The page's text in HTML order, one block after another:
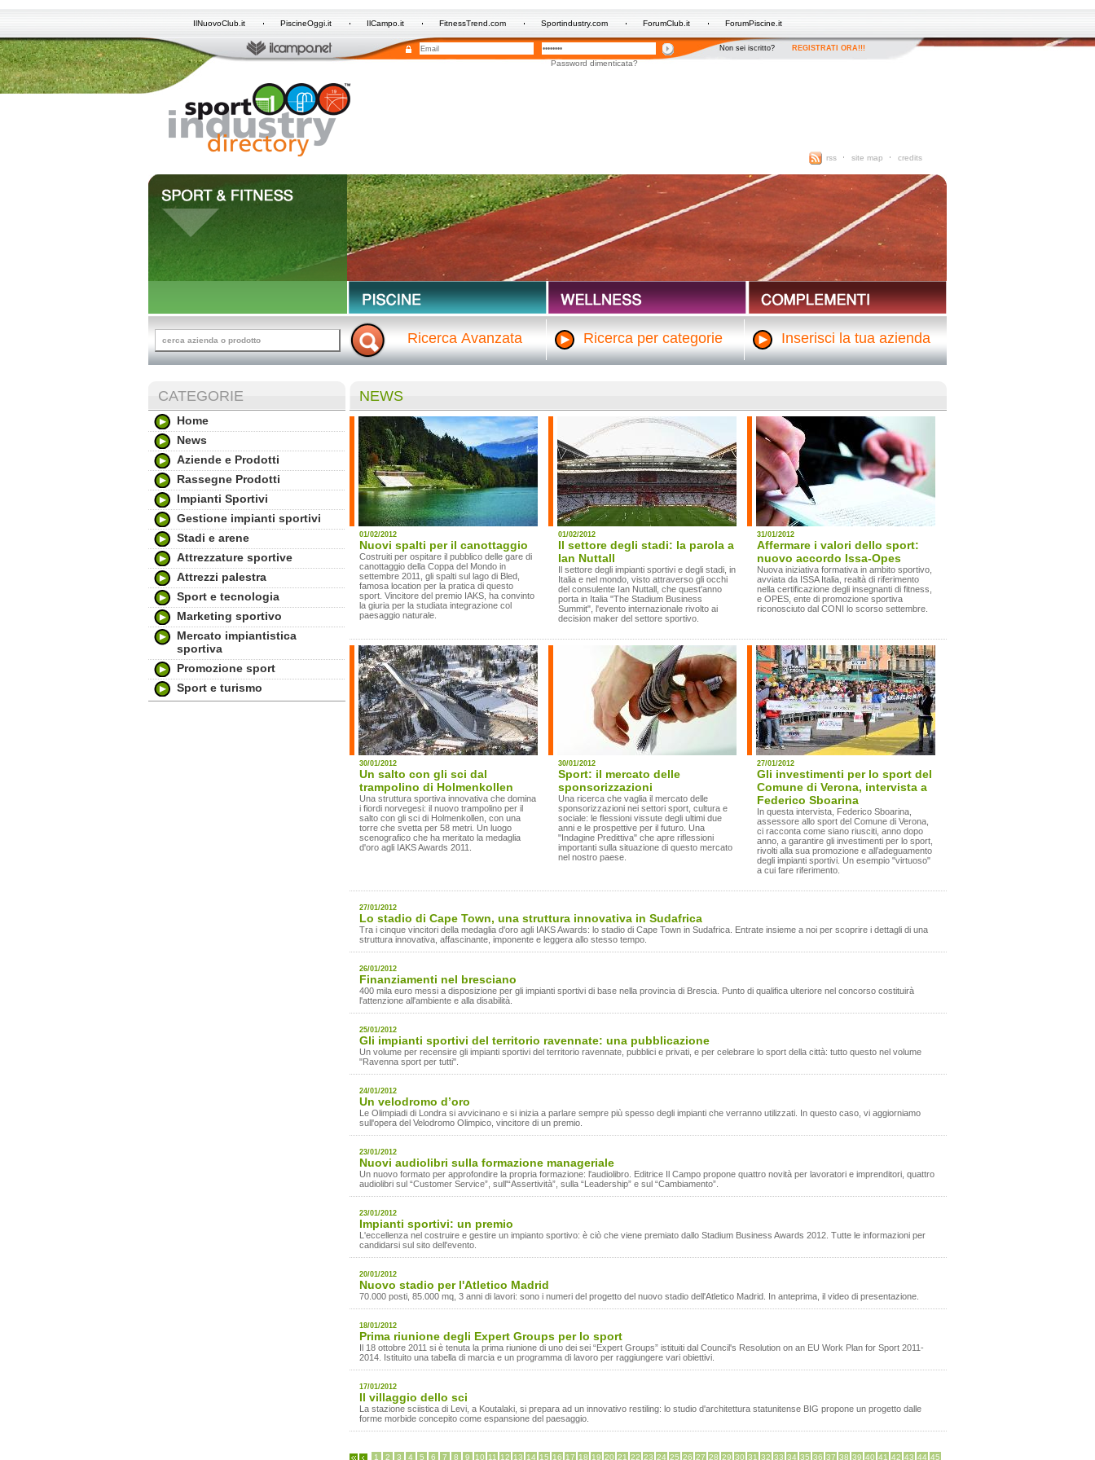
IlNuovoClub.it PiscineOggi.it IlCampo.it FitnessTrend.com Sportindustry.com ForumClub.it ForumPiscine.it
Non sei iscritto? REGISTRATI ORA!!!
Password dimenticata?
rss site map credits
Ricerca Avanzata Ricerca per categorie Inserisci la tua azienda
CATEGORIE
Home
News
Aziende e Prodotti
Rassegne Prodotti
Impianti Sportivi
Gestione impianti sportivi
Stadi e arene
Attrezzature sportive
Attrezzi palestra
Sport e tecnologia
Marketing sportivo
Mercato impiantistica
sportiva
Promozione sport
Sport e turismo
NEWS
01/02/2012
Nuovi spalti per il canottaggio
Costruiti per ospitare il pubblico delle gare di
canottaggio della Coppa del Mondo in
settembre 2011, gli spalti sul lago di Bled,
famosa location per la pratica di questo
sport. Vincitore del premio IAKS, ha convinto
la giuria per la studiata integrazione col
paesaggio naturale.
01/02/2012
Il settore degli stadi: la parola a
Ian Nuttall
Il settore degli impianti sportivi e degli stadi, in
Italia e nel mondo, visto attraverso gli occhi
del consulente Ian Nuttall, che quest'anno
porta in Italia "The Stadium Business
Summit", l'evento internazionale rivolto ai
decision maker del settore sportivo.
31/01/2012
Affermare i valori dello sport:
nuovo accordo Issa-Opes
Nuova iniziativa formativa in ambito sportivo,
avviata da ISSA Italia, realtà di riferimento
nella certificazione degli insegnanti di fitness,
e OPES, ente di promozione sportiva
riconosciuto dal CONI lo scorso settembre.
30/01/2012
Un salto con gli sci dal
trampolino di Holmenkollen
Una struttura sportiva innovativa che domina
i fiordi norvegesi: il nuovo trampolino per il
salto con gli sci di Holmenkollen, con una
torre che svetta per 58 metri. Un luogo
scenografico che ha meritato la medaglia
d'oro agli IAKS Awards 2011.
30/01/2012
Sport: il mercato delle
sponsorizzazioni
Una ricerca che vaglia il mercato delle
sponsorizzazioni nei settori sport, cultura e
sociale: le flessioni vissute degli ultimi due
anni e le prospettive per il futuro. Una
"Indagine Predittiva" che apre riflessioni
importanti sulla situazione di questo mercato
nel nostro paese.
27/01/2012
Gli investimenti per lo sport del
Comune di Verona, intervista a
Federico Sboarina
In questa intervista, Federico Sboarina,
assessore allo sport del Comune di Verona,
ci racconta come siano riusciti, anno dopo
anno, a garantire gli investimenti per lo sport,
rivolti alla sua promozione e all’adeguamento
degli impianti sportivi. Un esempio "virtuoso"
a cui fare riferimento.
27/01/2012
Lo stadio di Cape Town, una struttura innovativa in Sudafrica
Tra i cinque vincitori della medaglia d'oro agli IAKS Awards: lo stadio di Cape Town in Sudafrica. Entrate insieme a noi per scoprire i dettagli di una
struttura innovativa, affascinante, imponente e leggera allo stesso tempo.
26/01/2012
Finanziamenti nel bresciano
400 mila euro messi a disposizione per gli impianti sportivi di base nella provincia di Brescia. Punto di qualifica ulteriore nel concorso costituirà
l'attenzione all'ambiente e alla disabilità.
25/01/2012
Gli impianti sportivi del territorio ravennate: una pubblicazione
Un volume per recensire gli impianti sportivi del territorio ravennate, pubblici e privati, e per celebrare lo sport della città: tutto questo nel volume
"Ravenna sport per tutti".
24/01/2012
Un velodromo d’oro
Le Olimpiadi di Londra si avvicinano e si inizia a parlare sempre più spesso degli impianti che verranno utilizzati. In questo caso, vi aggiorniamo
sull'opera del Velodromo Olimpico, vincitore di un premio.
23/01/2012
Nuovi audiolibri sulla formazione manageriale
Un nuovo formato per approfondire la propria formazione: l'audiolibro. Editrice Il Campo propone quattro novità per lavoratori e imprenditori, quattro
audiolibri sul “Customer Service”, sull'“Assertività”, sulla “Leadership” e sul “Cambiamento”.
23/01/2012
Impianti sportivi: un premio
L'eccellenza nel costruire e gestire un impianto sportivo: è ciò che viene premiato dallo Stadium Business Awards 2012. Tutte le informazioni per
candidarsi sul sito dell'evento.
20/01/2012
Nuovo stadio per l'Atletico Madrid
70.000 posti, 85.000 mq, 3 anni di lavori: sono i numeri del progetto del nuovo stadio dell'Atletico Madrid. In anteprima, il video di presentazione.
18/01/2012
Prima riunione degli Expert Groups per lo sport
Il 18 ottobre 2011 si è tenuta la prima riunione di uno dei sei “Expert Groups” istituiti dal Council's Resolution on an EU Work Plan for Sport 2011-
2014. Istituito una tabella di marcia e un programma di lavoro per raggiungere vari obiettivi.
17/01/2012
Il villaggio dello sci
La stazione sciistica di Levi, a Koutalaki, si prepara ad un innovativo restiling: lo studio d'architettura statunitense BIG propone un progetto dalle
forme morbide concepito come espansione del paesaggio.
1 2 3 4 5 6 7 8 9 10 11 12 13 14 15 16 17 18 19 20 21 22 23 24 25 26 27 28 29 30 31 32 33 34 35 36 37 38 39 40 41 42 43 44 45